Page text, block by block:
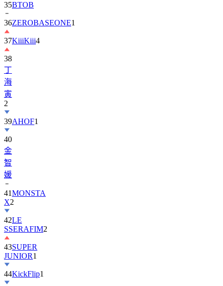
35BTOB
36ZEROBASEONE1
37KiiiKiii4
38
丁
海
寅
2
39AHOF1
40
金
智
媛
41MONSTA
X2
42LE
SSERAFIM2
43SUPER
JUNIOR1
44KickFlip1